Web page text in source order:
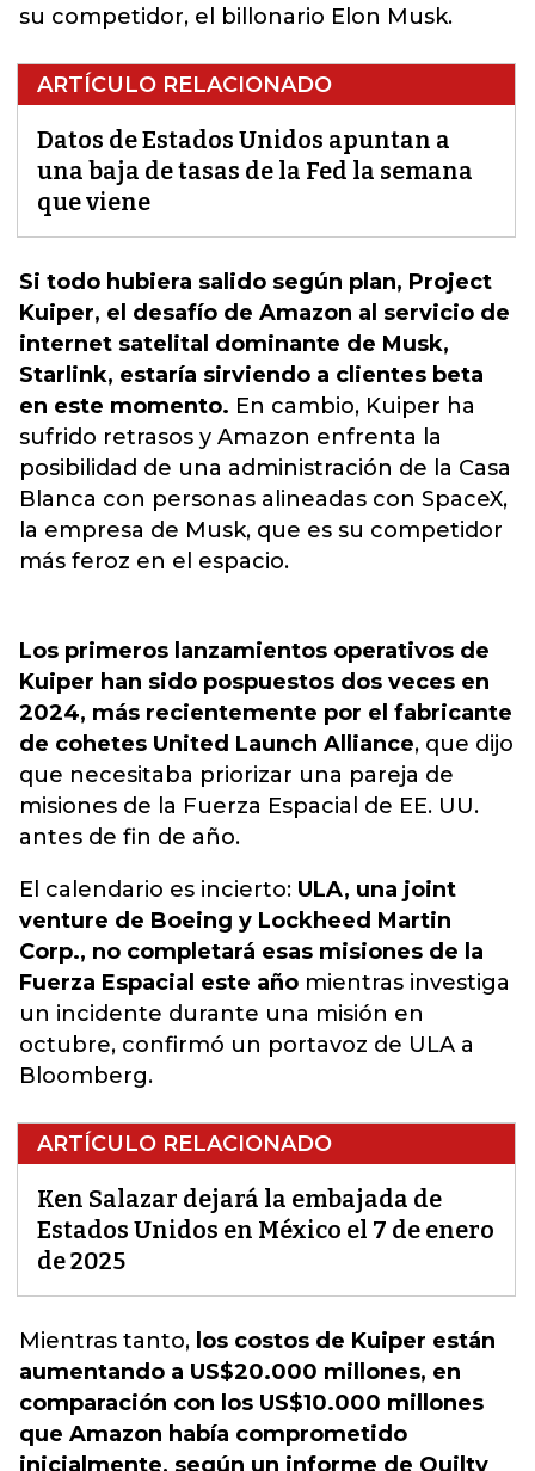
su competidor, el billonario Elon Musk.
ARTÍCULO RELACIONADO
Datos de Estados Unidos apuntan a
una baja de tasas de la Fed la semana
que viene
Si todo hubiera salido según plan, Project
Kuiper, el desafío de Amazon al servicio de
internet satelital dominante de Musk,
Starlink, estaría sirviendo a clientes beta
en este momento. En cambio, Kuiper ha
sufrido retrasos y Amazon enfrenta la
posibilidad de una administración de la Casa
Blanca con personas alineadas con SpaceX,
la empresa de Musk, que es su competidor
más feroz en el espacio.
Los primeros lanzamientos operativos de
Kuiper han sido pospuestos dos veces en
2024, más recientemente por el fabricante
de cohetes United Launch Alliance, que dijo
que necesitaba priorizar una pareja de
misiones de la Fuerza Espacial de EE. UU.
antes de fin de año.
El calendario es incierto: ULA, una joint
venture de Boeing y Lockheed Martin
Corp., no completará esas misiones de la
Fuerza Espacial este año mientras investiga
un incidente durante una misión en
octubre, confirmó un portavoz de ULA a
Bloomberg.
ARTÍCULO RELACIONADO
Ken Salazar dejará la embajada de
Estados Unidos en México el 7 de enero
de 2025
Mientras tanto, los costos de Kuiper están
aumentando a US$20.000 millones, en
comparación con los US$10.000 millones
que Amazon había comprometido
inicialmente, según un informe de Quilty